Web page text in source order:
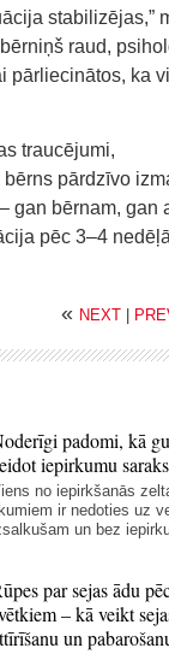
stabilizējas,”
raud,
pārliecinātos, ka
traucējumi,
pārdzīvo
gan bērnam, gan
pēc 3–4
« NEXT
padomi, kā
iepirkumu
no iepirkšanās
ir nedoties uz
un bez
par sejas ādu
– kā veikt
un